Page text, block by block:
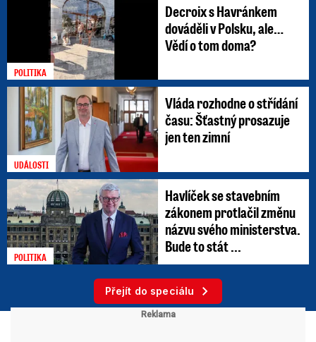
POLITIKA
Decroix s Havránkem
dováděli v Polsku, ale…
Vědí o tom doma?
UDÁLOSTI
Vláda rozhodne o střídání
času: Šťastný prosazuje
jen ten zimní
POLITIKA
Havlíček se stavebním
zákonem protlačil změnu
názvu svého ministerstva.
Bude to stát ...
Přejít do speciálu